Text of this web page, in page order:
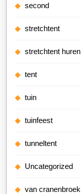
second
stretchtent
stretchtent huren
tent
tuin
tuinfeest
tunneltent
Uncategorized
van cranenbroek